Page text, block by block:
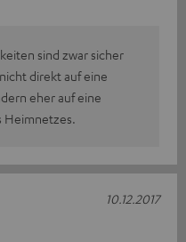
sind zwar sicher
direkt auf eine
eher auf eine
Heimnetzes.
10.12.2017